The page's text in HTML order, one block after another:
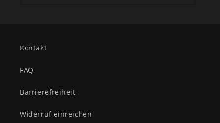
Kontakt
FAQ
Barrierefreiheit
Widerruf einreichen